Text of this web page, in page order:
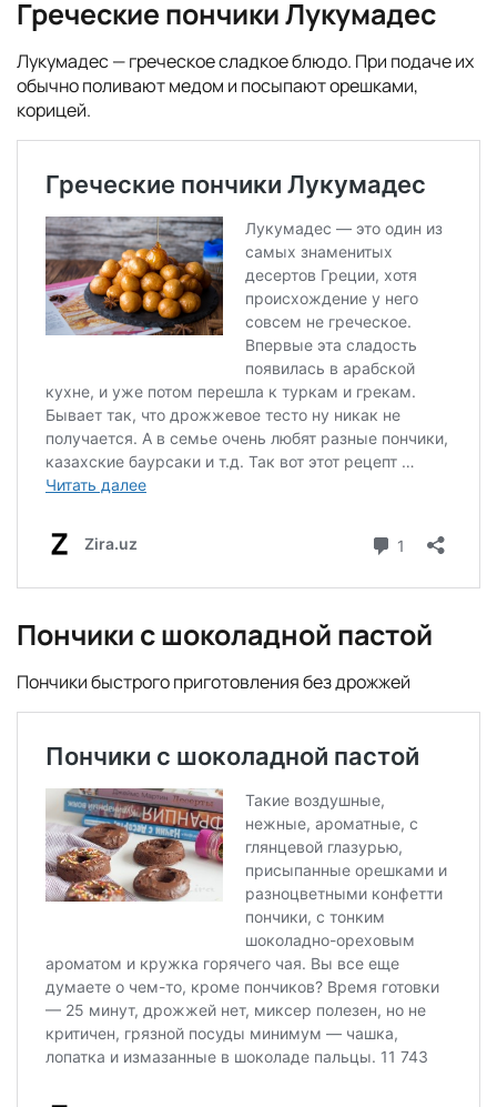
Греческие пончики Лукумадес
Лукумадес — греческое сладкое блюдо. При подаче их
обычно поливают медом и посыпают орешками,
корицей.
Пончики с шоколадной пастой
Пончики быстрого приготовления без дрожжей